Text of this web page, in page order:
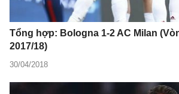
Tổng hợp: Bologna 1-2 AC Milan
2017/18)
30/04/2018